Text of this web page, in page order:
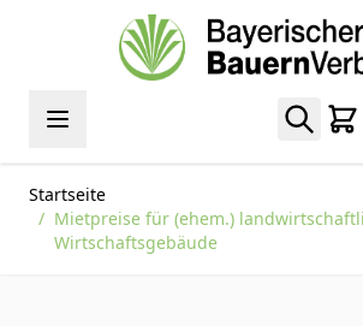
Zum Inhalt springen
Startseite
/ Mietpreise für (ehem.)
Wirtschaftsgebäude